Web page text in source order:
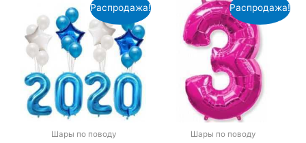
Распродажа!
Шары по поводу
Распродажа!
Шары по поводу